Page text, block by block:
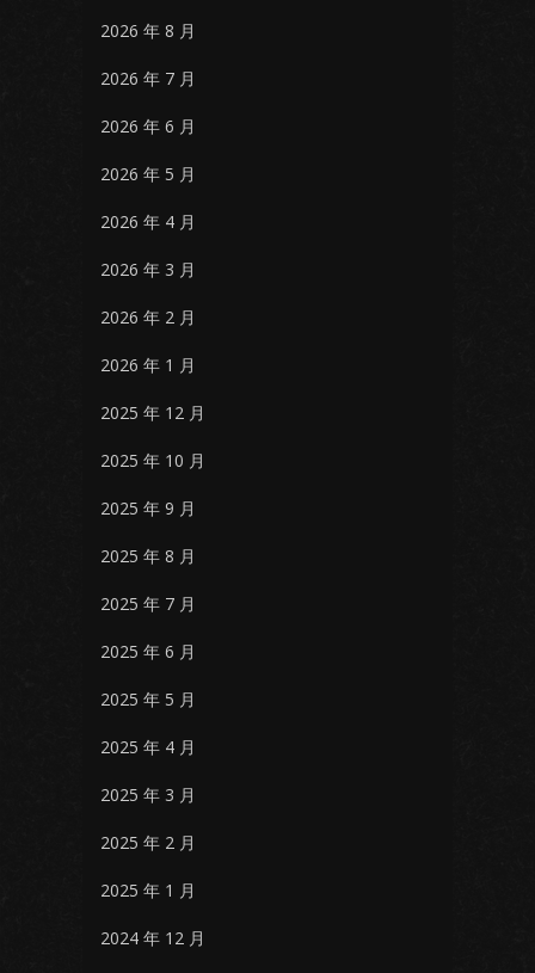
2026 年 8 月
2026 年 7 月
2026 年 6 月
2026 年 5 月
2026 年 4 月
2026 年 3 月
2026 年 2 月
2026 年 1 月
2025 年 12 月
2025 年 10 月
2025 年 9 月
2025 年 8 月
2025 年 7 月
2025 年 6 月
2025 年 5 月
2025 年 4 月
2025 年 3 月
2025 年 2 月
2025 年 1 月
2024 年 12 月